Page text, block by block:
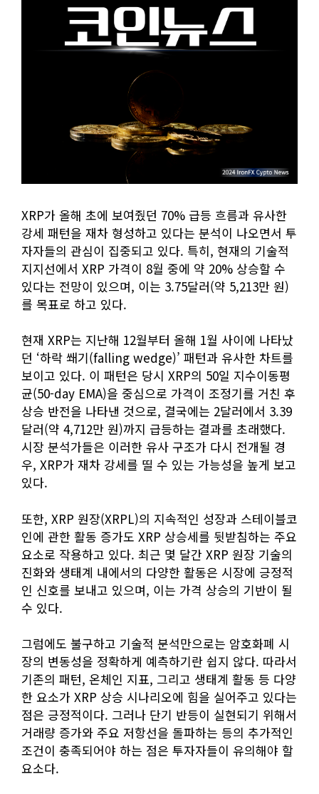
XRP가 올해 초에 보여줬던 70% 급등 흐름과 유사한
강세 패턴을 재차 형성하고 있다는 분석이 나오면서 투
자자들의 관심이 집중되고 있다. 특히, 현재의 기술적
지지선에서 XRP 가격이 8월 중에 약 20% 상승할 수
있다는 전망이 있으며, 이는 3.75달러(약 5,213만 원)
를 목표로 하고 있다.
현재 XRP는 지난해 12월부터 올해 1월 사이에 나타났
던 ‘하락 쐐기(falling wedge)’ 패턴과 유사한 차트를
보이고 있다. 이 패턴은 당시 XRP의 50일 지수이동평
균(50-day EMA)을 중심으로 가격이 조정기를 거친 후
상승 반전을 나타낸 것으로, 결국에는 2달러에서 3.39
달러(약 4,712만 원)까지 급등하는 결과를 초래했다.
시장 분석가들은 이러한 유사 구조가 다시 전개될 경
우, XRP가 재차 강세를 띨 수 있는 가능성을 높게 보고
있다.
또한, XRP 원장(XRPL)의 지속적인 성장과 스테이블코
인에 관한 활동 증가도 XRP 상승세를 뒷받침하는 주요
요소로 작용하고 있다. 최근 몇 달간 XRP 원장 기술의
진화와 생태계 내에서의 다양한 활동은 시장에 긍정적
인 신호를 보내고 있으며, 이는 가격 상승의 기반이 될
수 있다.
그럼에도 불구하고 기술적 분석만으로는 암호화폐 시
장의 변동성을 정확하게 예측하기란 쉽지 않다. 따라서
기존의 패턴, 온체인 지표, 그리고 생태계 활동 등 다양
한 요소가 XRP 상승 시나리오에 힘을 실어주고 있다는
점은 긍정적이다. 그러나 단기 반등이 실현되기 위해서
거래량 증가와 주요 저항선을 돌파하는 등의 추가적인
조건이 충족되어야 하는 점은 투자자들이 유의해야 할
요소다.